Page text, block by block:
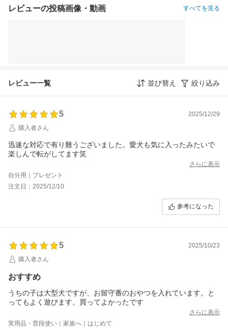
レビューの投稿画像・動画 すべてを見る
レビュー一覧 並び替え 絞り込み
5
2025/12/29
購入者さん
迅速な対応で有り難うございました。愛犬も気に入ったみたいで
楽しんで転がしてます笑
さらに表示
自分用｜プレゼント
注文日：2025/12/10
参考になった
5
2025/10/23
購入者さん
おすすめ
うちの子は大型犬ですが、お留守番のおやつを入れています。と
ってもよく遊びます。買ってよかったです
さらに表示
実用品・普段使い｜家族へ｜はじめて